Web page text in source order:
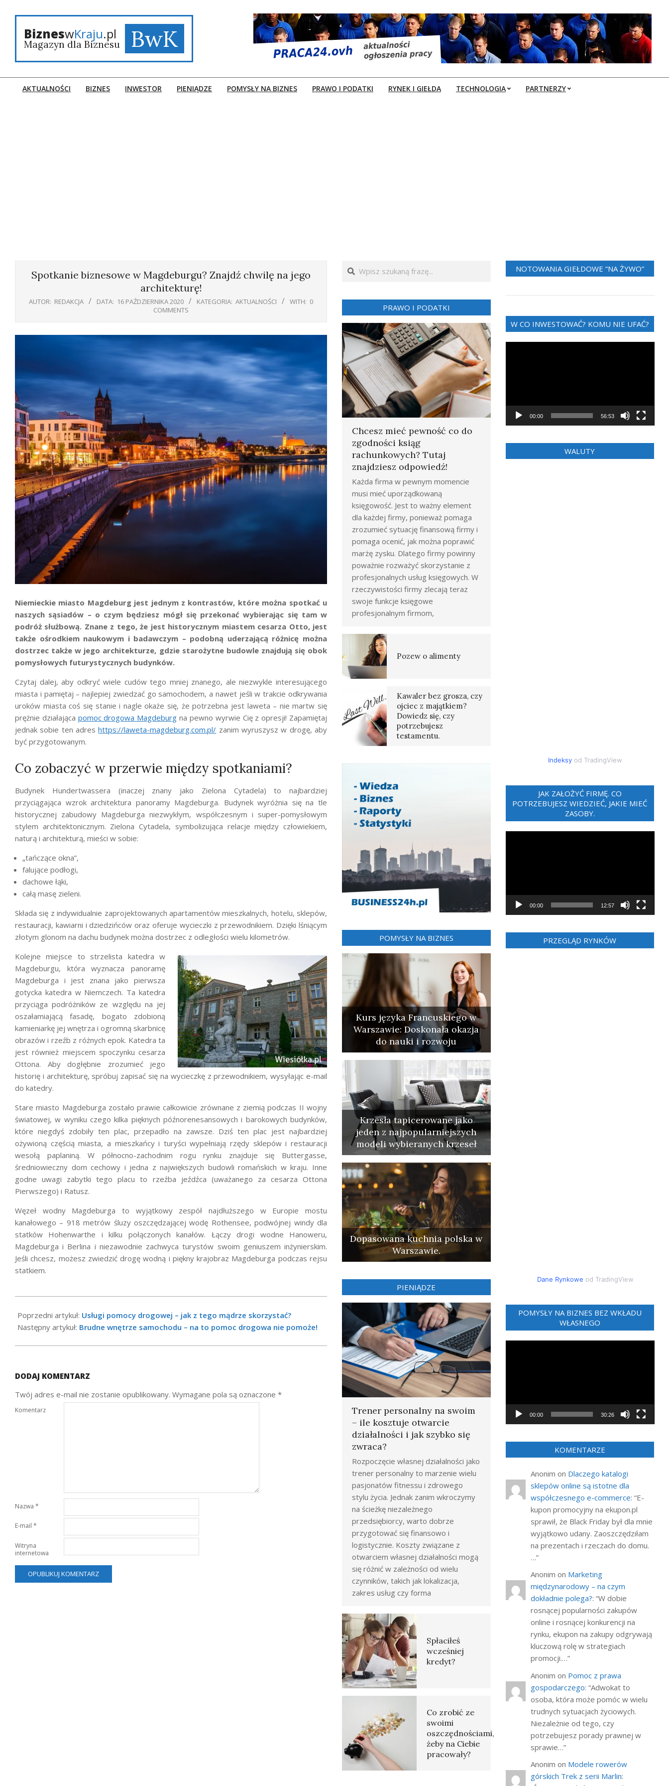
contentBizneswKraju.pl
Magazyn dla Biznesu BwK
Primary
AKTUALNOŚCI BIZNES INWESTOR PIENIĄDZE POMYSŁY NA BIZNES PRAWO I PODATKI RYNEK I GIEŁDA TECHNOLOGIA PARTNERZY
Spotkanie biznesowe w Magdeburgu? Znajdź chwilę na jego
architekturę!
AUTOR: REDAKCJA DATA: 16 PAŹDZIERNIKA 2020 KATEGORIA: AKTUALNOŚCI WITH: 0
COMMENTS
Niemieckie miasto Magdeburg jest jednym z kontrastów, które można spotkać u
naszych sąsiadów – o czym będziesz mógł się przekonać wybierając się tam w
podróż służbową. Znane z tego, że jest historycznym miastem cesarza Otto, jest
także ośrodkiem naukowym i badawczym – podobną uderzającą różnicę można
dostrzec także w jego architekturze, gdzie starożytne budowle znajdują się obok
pomysłowych futurystycznych budynków.
Czytaj dalej, aby odkryć wiele cudów tego mniej znanego, ale niezwykle interesującego
miasta i pamiętaj – najlepiej zwiedzać go samochodem, a nawet jeśli w trakcie odkrywania
uroków miasta coś się stanie i nagle okaże się, że potrzebna jest laweta – nie martw się
prężnie działająca pomoc drogowa Magdeburg na pewno wyrwie Cię z opresji! Zapamiętaj
jednak sobie ten adreshttps://laweta-magdeburg.com.pl/ zanim wyruszysz w drogę, aby
być przygotowanym.
Co zobaczyć w przerwie między spotkaniami?
Budynek Hundertwassera (inaczej znany jako Zielona Cytadela) to najbardziej
przyciągająca wzrok architektura panoramy Magdeburga. Budynek wyróżnia się na tle
historycznej zabudowy Magdeburga niezwykłym, współczesnym i super-pomysłowym
stylem architektonicznym. Zielona Cytadela, symbolizująca relacje między człowiekiem,
naturą i architekturą, mieści w sobie:
„tańczące okna”,
falujące podłogi,
dachowe łąki,
całą masę zieleni.
Składa się z indywidualnie zaprojektowanych apartamentów mieszkalnych, hotelu, sklepów,
restauracji, kawiarni i dziedzińców oraz oferuje wycieczki z przewodnikiem. Dzięki lśniącym
złotym glonom na dachu budynek można dostrzec z odległości wielu kilometrów.
Kolejne miejsce to strzelista katedra w
Magdeburgu, która wyznacza panoramę
Magdeburga i jest znana jako pierwsza
gotycka katedra w Niemczech. Ta katedra
przyciąga podróżników ze względu na jej
oszałamiającą fasadę, bogato zdobioną
kamieniarkę jej wnętrza i ogromną skarbnicę
obrazów i rzeźb z różnych epok. Katedra ta
jest również miejscem spoczynku cesarza
Ottona. Aby dogłębnie zrozumieć jego
historię i architekturę, spróbuj zapisać się na wycieczkę z przewodnikiem, wysyłając e-mail
do katedry.
Stare miasto Magdeburga zostało prawie całkowicie zrównane z ziemią podczas II wojny
światowej, w wyniku czego kilka pięknych późnorenesansowych i barokowych budynków,
które niegdyś zdobiły ten plac, przepadło na zawsze. Dziś ten plac jest najbardziej
ożywioną częścią miasta, a mieszkańcy i turyści wypełniają rzędy sklepów i restauracji
wesołą paplaniną. W północno-zachodnim rogu rynku znajduje się Buttergasse,
średniowieczny dom cechowy i jedna z największych budowli romańskich w kraju. Inne
godne uwagi zabytki tego placu to rzeźba jeźdźca (uważanego za cesarza Ottona
Pierwszego) i Ratusz.
Węzeł wodny Magdeburga to wyjątkowy zespół najdłuższego w Europie mostu
kanałowego – 918 metrów śluzy oszczędzającej wodę Rothensee, podwójnej windy dla
statków Hohenwarthe i kilku połączonych kanałów. Łączy drogi wodne Hanoweru,
Magdeburga i Berlina i niezawodnie zachwyca turystów swoim geniuszem inżynierskim.
Jeśli chcesz, możesz zwiedzić drogę wodną i piękny krajobraz Magdeburga podczas rejsu
statkiem.
10-
16
Poprzedni artykuł: Usługi pomocy drogowej – jak z tego mądrze skorzystać?
Następny artykuł: Brudne wnętrze samochodu – na to pomoc drogowa nie pomoże!
DODAJ KOMENTARZ
Twój adres e-mail nie zostanie opublikowany. Wymagane pola są oznaczone *
Komentarz
Nazwa *
E-mail *
Witryna
internetowa
Search
PRAWO I PODATKI
Chcesz mieć pewność co do
zgodności ksiąg
rachunkowych? Tutaj
znajdziesz odpowiedź!
Każda firma w pewnym momencie
musi mieć uporządkowaną
księgowość. Jest to ważny element
dla każdej firmy, ponieważ pomaga
zrozumieć sytuację finansową firmy i
pomaga ocenić, jak można poprawić
marżę zysku. Dlatego firmy powinny
poważnie rozważyć skorzystanie z
profesjonalnych usług księgowych. W
rzeczywistości firmy zlecają teraz
swoje funkcje księgowe
profesjonalnym firmom,
Pozew o alimenty
Kawaler bez grosza, czy
ojciec z majątkiem?
Dowiedz się, czy
potrzebujesz
testamentu.
POMYSŁY NA BIZNES
Kurs języka Francuskiego w
Warszawie: Doskonała okazja
do nauki i rozwoju
Krzesła tapicerowane jako
jeden z najpopularniejszych
modeli wybieranych krzeseł
Dopasowana kuchnia polska w
Warszawie.
PIENIĄDZE
Trener personalny na swoim
– ile kosztuje otwarcie
działalności i jak szybko się
zwraca?
Rozpoczęcie własnej działalności jako
trener personalny to marzenie wielu
pasjonatów fitnessu i zdrowego
stylu życia. Jednak zanim wkroczymy
na ścieżkę niezależnego
przedsiębiorcy, warto dobrze
przygotować się finansowo i
logistycznie. Koszty związane z
otwarciem własnej działalności mogą
się różnić w zależności od wielu
czynników, takich jak lokalizacja,
zakres usług czy forma
Spłaciłeś
wcześniej
kredyt?
Co zrobić ze
swoimi
oszczędnościami,
żeby na Ciebie
pracowały?
NOTOWANIA GIEŁDOWE “NA ŻYWO”
W CO INWESTOWAĆ? KOMU NIE UFAĆ?
00:00 56:53
WALUTY
Indeksy od TradingView
JAK ZAŁOŻYĆ FIRMĘ. CO
POTRZEBUJESZ WIEDZIEĆ, JAKIE MIEĆ
ZASOBY.
00:00 12:57
PRZEGLĄD RYNKÓW
Dane Rynkowe od TradingView
POMYSŁY NA BIZNES BEZ WKŁADU
WŁASNEGO
00:00 30:26
KOMENTARZE
Anonim on Dlaczego katalogi
sklepów online są istotne dla
współczesnego e-commerce: “E-
kupon promocyjny na ekupon.pl
sprawił, że Black Friday był dla mnie
wyjątkowo udany. Zaoszczędziłam
na prezentach i rzeczach do domu.
…”
Anonim on Marketing
międzynarodowy – na czym
dokładnie polega?: “W dobie
rosnącej popularności zakupów
online i rosnącej konkurencji na
rynku, ekupon na zakupy odgrywają
kluczową rolę w strategiach
promocji.…”
Anonim on Pomoc z prawa
gospodarczego: “Adwokat to
osoba, która może pomóc w wielu
trudnych sytuacjach życiowych.
Niezależnie od tego, czy
potrzebujesz porady prawnej w
sprawie…”
Anonim on Modele rowerów
górskich Trek z serii Marlin: